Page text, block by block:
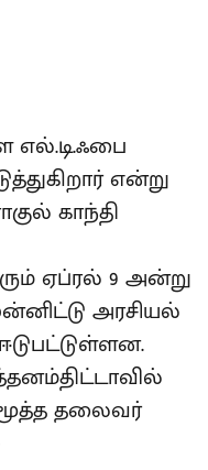
எல்.டி.ஃபை
என்று
காந்தி
ஏப்ரல் 9 அன்று
அரசியல்
தலைவர்